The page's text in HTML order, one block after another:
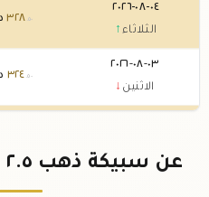
٠٤-٠٨-٢٠٢٦
الثلاثاء ↑
٣٢٨ .٥٠
٠٣-٠٨-٢٠٢٦
الاثنين ↓
٣٢٤ .٥٠
٣٢٤.٩٨
عن سبيكة ذهب ٢.٥ جرام عيار ٢٤ عالمياً